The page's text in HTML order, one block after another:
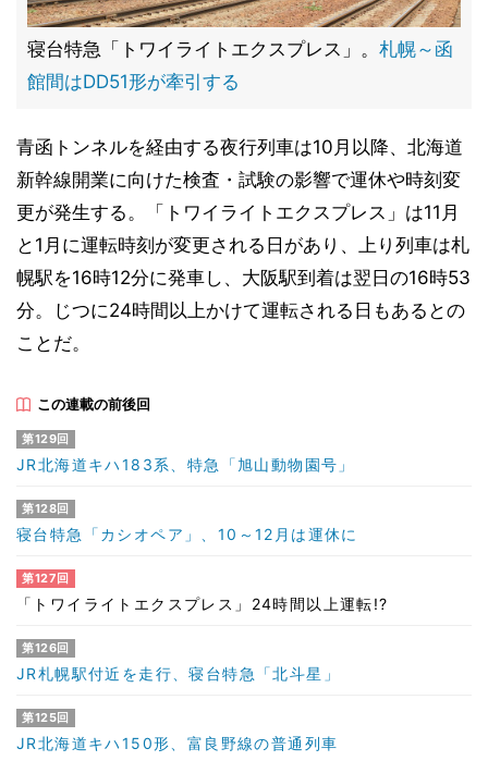
寝台特急「トワイライトエクスプレス」。 札幌～函
館間はDD51形が牽引する
青函トンネルを経由する夜行列車は10月以降、北海道
新幹線開業に向けた検査・試験の影響で運休や時刻変
更が発生する。「トワイライトエクスプレス」は11月
と1月に運転時刻が変更される日があり、上り列車は札
幌駅を16時12分に発車し、大阪駅到着は翌日の16時53
分。じつに24時間以上かけて運転される日もあるとの
ことだ。
この連載の前後回
第129回
JR北海道キハ183系、特急「旭山動物園号」
第128回
寝台特急「カシオペア」、10～12月は運休に
第127回
「トワイライトエクスプレス」24時間以上運転!?
第126回
JR札幌駅付近を走行、寝台特急「北斗星」
第125回
JR北海道キハ150形、富良野線の普通列車